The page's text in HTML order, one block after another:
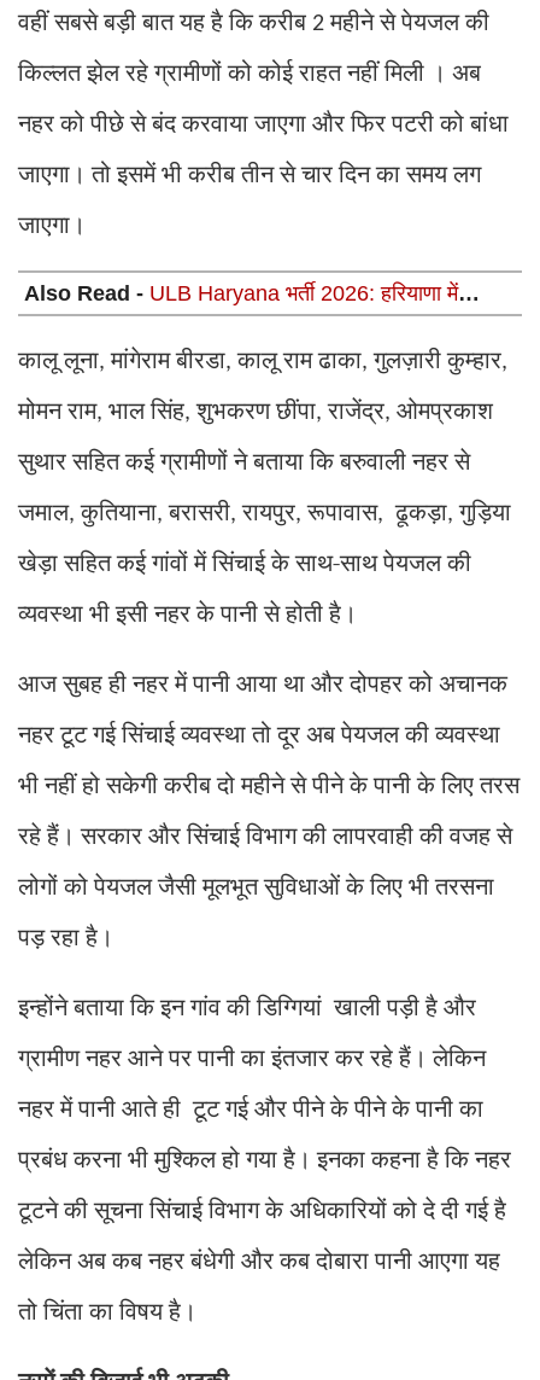
वहीं सबसे बड़ी बात यह है कि करीब 2 महीने से पेयजल की
किल्लत झेल रहे ग्रामीणों को कोई राहत नहीं मिली । अब
नहर को पीछे से बंद करवाया जाएगा और फिर पटरी को बांधा
जाएगा। तो इसमें भी करीब तीन से चार दिन का समय लग
जाएगा।
Also Read - ULB Haryana भर्ती 2026: हरियाणा में
डिप्लोमा पास के लिए ULB Haryana में आई भर्ती, 6 अगस्त तक
करें आवेदन
कालू लूना,मांगेराम बीरडा,कालू राम ढाका,गुलज़ारी कुम्हार,
मोमन राम, भाल सिंह,शुभकरण छींपा,राजेंद्र, ओमप्रकाश
सुथार सहित कई ग्रामीणों ने बताया कि बरुवाली नहर से
जमाल,कुतियाना,बरासरी,रायपुर,रूपावास,ढूकड़ा,गुड़िया
खेड़ा सहित कई गांवों में सिंचाई के साथ-साथ पेयजल की
व्यवस्था भी इसी नहर के पानी से होती है।
आज सुबह ही नहर में पानी आया था और दोपहर को अचानक
नहर टूट गई सिंचाई व्यवस्था तो दूर अब पेयजल की व्यवस्था
भी नहीं हो सकेगी करीब दो महीने से पीने के पानी के लिए तरस
रहे हैं। सरकार और सिंचाई विभाग की लापरवाही की वजह से
लोगों को पेयजल जैसी मूलभूत सुविधाओं के लिए भी तरसना
पड़ रहा है।
इन्होंने बताया कि इन गांव की डिग्गियां खाली पड़ी है और
ग्रामीण नहर आने पर पानी का इंतजार कर रहे हैं। लेकिन
नहर में पानी आते ही टूट गई और पीने के पीने के पानी का
प्रबंध करना भी मुश्किल हो गया है। इनका कहना है कि नहर
टूटने की सूचना सिंचाई विभाग के अधिकारियों को दे दी गई है
लेकिन अब कब नहर बंधेगी और कब दोबारा पानी आएगा यह
तो चिंता का विषय है।